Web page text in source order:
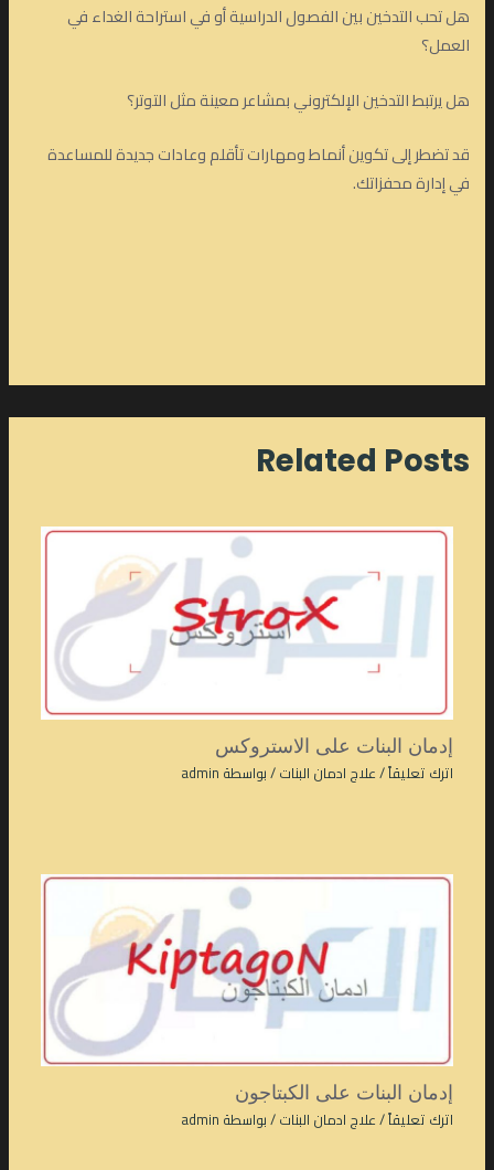
هل تحب التدخين بين الفصول الدراسية أو في استراحة الغداء في
العمل؟
هل يرتبط التدخين الإلكتروني بمشاعر معينة مثل التوتر؟
قد تضطر إلى تكوين أنماط ومهارات تأقلم وعادات جديدة للمساعدة
في إدارة محفزاتك.
Related Posts
إدمان البنات على الاستروكس
اترك تعليقاً/علاج ادمان البنات/ بواسطة admin
إدمان البنات على الكبتاجون
اترك تعليقاً/علاج ادمان البنات/ بواسطة admin